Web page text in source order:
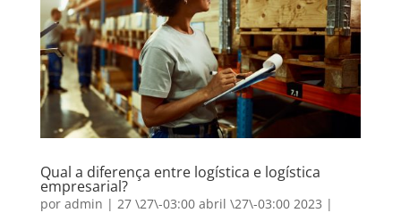
Qual a diferença entre logística e logística
empresarial?
por admin | 27 \27\-03:00 abril \27\-03:00 2023 |